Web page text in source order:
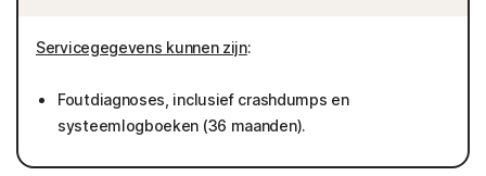
Servicegegevens kunnen zijn:
Foutdiagnoses, inclusief crashdumps en
systeemlogboeken (36 maanden).